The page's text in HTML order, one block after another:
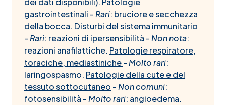
gastrointestinali - Rari: bruciore e secchezza
della bocca. Disturbi del sistema immunitario
- Rari: reazioni di ipersensibilità - Non nota:
reazioni anafilattiche. Patologie respiratore,
toraciche, mediastiniche- Molto rari:
laringospasmo. Patologie della cute e del
tessuto sottocutaneo - Non comuni:
fotosensibilità - Molto rari: angioedema.